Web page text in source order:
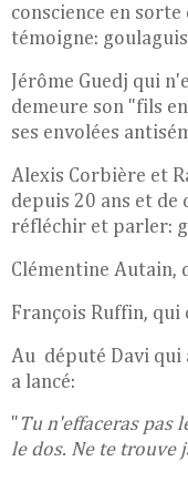
conscience en
témoigne:
Jérôme Guedj qui
demeure son "fils
ses envolées
Alexis Corbière et
depuis 20 ans et
réfléchir et parler:
Clémentine Autain,
François Ruffin, qui
Au député Davi qui
a lancé:
" Tu n'effaceras pas
le dos. Ne te trouve